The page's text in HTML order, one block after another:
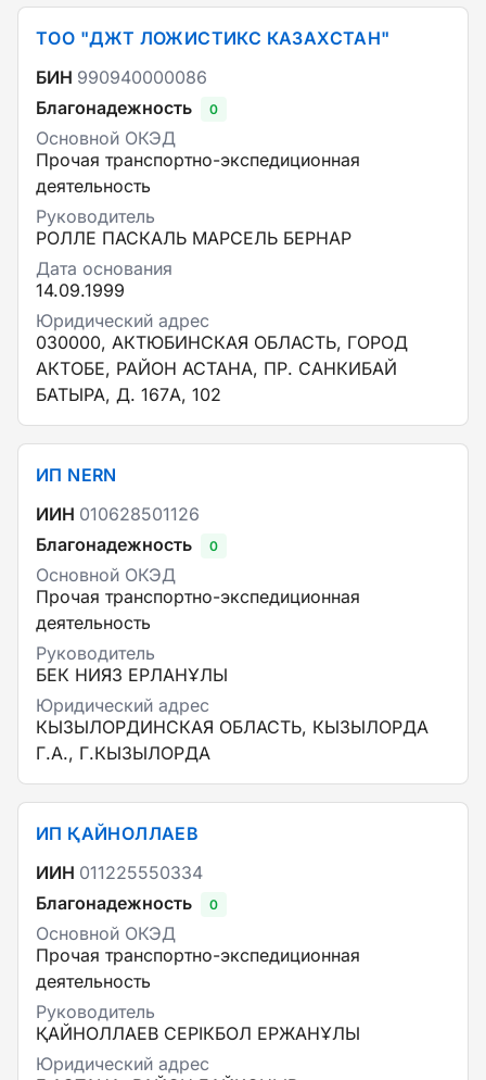
ТОО "ДЖТ ЛОЖИСТИКС КАЗАХСТАН"
БИН 990940000086
Благонадежность
0
Основной ОКЭД
Прочая транспортно-экспедиционная
деятельность
Руководитель
РОЛЛЕ ПАСКАЛЬ МАРСЕЛЬ БЕРНАР
Дата основания
14.09.1999
Юридический адрес
030000, АКТЮБИНСКАЯ ОБЛАСТЬ, ГОРОД
АКТОБЕ, РАЙОН АСТАНА, ПР. САНКИБАЙ
БАТЫРА, Д. 167А, 102
ИП NERN
ИИН 010628501126
Благонадежность
0
Основной ОКЭД
Прочая транспортно-экспедиционная
деятельность
Руководитель
БЕК НИЯЗ ЕРЛАНҰЛЫ
Юридический адрес
КЫЗЫЛОРДИНСКАЯ ОБЛАСТЬ, КЫЗЫЛОРДА
Г.А., Г.КЫЗЫЛОРДА
ИП ҚАЙНОЛЛАЕВ
ИИН 011225550334
Благонадежность
0
Основной ОКЭД
Прочая транспортно-экспедиционная
деятельность
Руководитель
ҚАЙНОЛЛАЕВ СЕРІКБОЛ ЕРЖАНҰЛЫ
Юридический адрес